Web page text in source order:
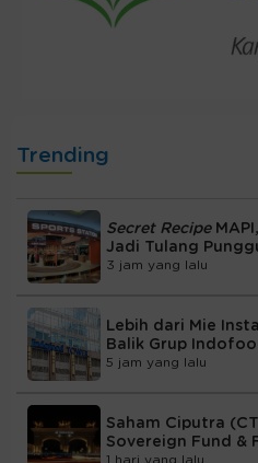
Trending
Secret Recipe
Jadi Tulang
3 jam yang lalu
Lebih dari Mie
Balik Grup
5 jam yang lalu
Saham Ciputra
Sovereign Fund &
1 hari yang lalu